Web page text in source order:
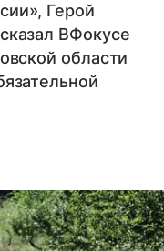
Герой
ВФокусе
области